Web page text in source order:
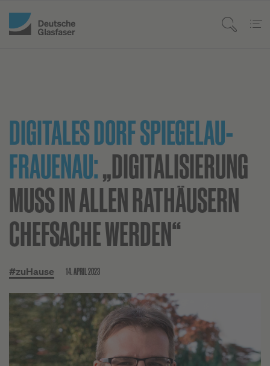
DIGITALES DORF SPIEGELAU-
FRAUENAU:„DIGITALISIERUNG
MUSS IN ALLEN RATHÄUSERN
CHEFSACHE WERDEN“
#zuHause 14. APRIL 2023